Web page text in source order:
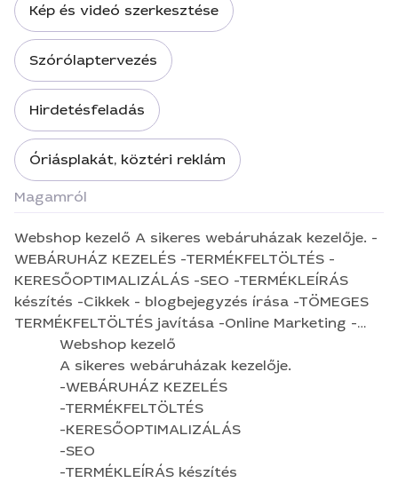
Kép és videó szerkesztése
Szórólaptervezés
Hirdetésfeladás
Óriásplakát, köztéri reklám
Magamról
​Webshop kezelő A sikeres webáruházak kezelője. -
WEBÁRUHÁZ KEZELÉS -TERMÉKFELTÖLTÉS -
KERESŐOPTIMALIZÁLÁS -SEO -TERMÉKLEÍRÁS
készítés -Cikkek - blogbejegyzés írása -TÖMEGES
TERMÉKFELTÖLTÉS javítása -Online Marketing -
Webáruház készítés -Közösségi média oldal
kezelés ​-INTÉZMÉNYI weboldalak
-ÖNKORMÁNYZATI honlapok kezelése -CÉGES
HONLAP KARBANTARTÁS -Prezentációk -Logó
​Webshop kezelő
A sikeres webáruházak kezelője.
-WEBÁRUHÁZ KEZELÉS
-TERMÉKFELTÖLTÉS
-KERESŐOPTIMALIZÁLÁS
-SEO
-TERMÉKLEÍRÁS készítés